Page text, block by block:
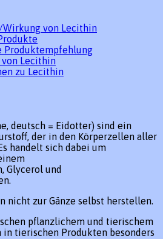
von Lecithin
Produktempfehlung
von Lecithin
zu Lecithin
deutsch = Eidotter) sind ein
der in den Körperzellen aller
handelt sich dabei um
Glycerol und
nicht zur Gänze selbst herstellen.
pflanzlichem und tierischem
tierischen Produkten besonders